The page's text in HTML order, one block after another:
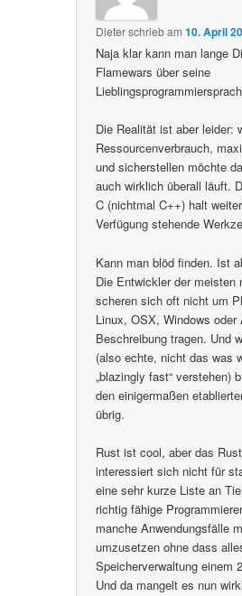
Dieterschriebam10. April
Naja klar kann man lange
Flamewars über seine
Die Realität ist aber leider:
Ressourcenverbrauch,
und sicherstellen möchte
auch wirklich überall läuft.
C (nichtmal C++) halt
Verfügung stehende
Kann man blöd finden. Ist
Die Entwickler der meisten
scheren sich oft nicht um
Linux, OSX, Windows oder
Beschreibung tragen. Und
(also echte, nicht das was
„blazingly fast“ verstehen)
den einigermaßen
übrig.
Rust ist cool, aber das
interessiert sich nicht für
eine sehr kurze Liste an
richtig fähige
manche Anwendungsfälle
umzusetzen ohne dass
Speicherverwaltung einem
Und da mangelt es nun